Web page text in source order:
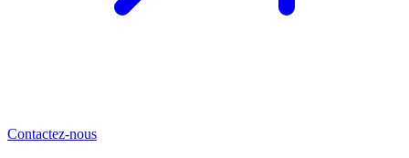
Contactez-nous